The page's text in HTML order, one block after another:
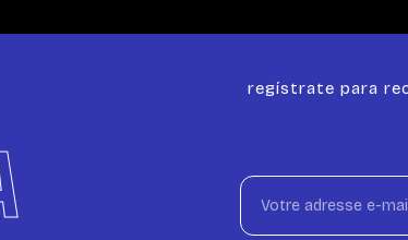
regístrate para